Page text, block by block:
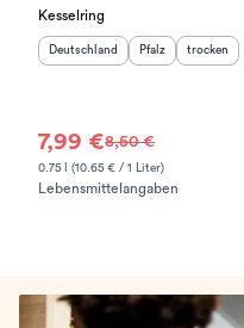
Kesselring
Herkunftsland
Deutschland Herkunftsregion
Pfalz Geschmack
trocken
7,99 €8,50 €
0.75 l (10.65 € / 1 Liter)
Lebensmittelangaben